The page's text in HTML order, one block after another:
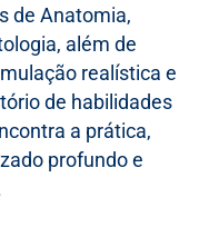
de Anatomia,
além de
realística e
de habilidades
a prática,
profundo e